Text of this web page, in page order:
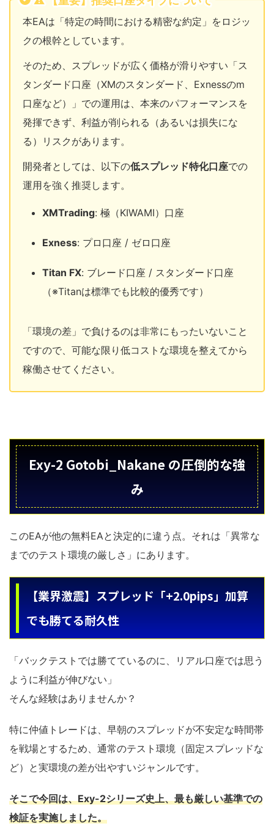
本EAは「特定の時間における精密な約定」をロジッ
クの根幹としています。
そのため、スプレッドが広く価格が滑りやすい「ス
タンダード口座（XMのスタンダード、Exnessのm
口座など）」での運用は、本来のパフォーマンスを
発揮できず、利益が削られる（あるいは損失にな
る）リスクがあります。
開発者としては、以下の低スプレッド特化口座での
運用を強く推奨します。
XMTrading: 極（KIWAMI）口座
Exness: プロ口座 / ゼロ口座
Titan FX: ブレード口座 / スタンダード口座
（※Titanは標準でも比較的優秀です）
「環境の差」で負けるのは非常にもったいないこと
ですので、可能な限り低コストな環境を整えてから
稼働させてください。
Exy-2 Gotobi_Nakane の圧倒的な強
み
このEAが他の無料EAと決定的に違う点。それは「異常な
までのテスト環境の厳しさ」にあります。
【業界激震】スプレッド「+2.0pips」加算
でも勝てる耐久性
「バックテストでは勝てているのに、リアル口座では思う
ように利益が伸びない」
そんな経験はありませんか？
特に仲値トレードは、早朝のスプレッドが不安定な時間帯
を戦場とするため、通常のテスト環境（固定スプレッドな
ど）と実環境の差が出やすいジャンルです。
そこで今回は、Exy-2シリーズ史上、最も厳しい基準での
検証を実施しました。